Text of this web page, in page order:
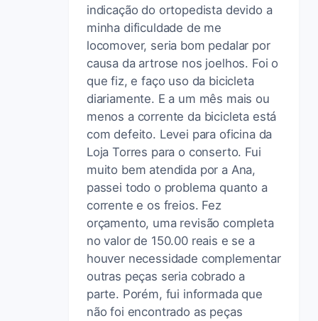
indicação do ortopedista devido a
minha dificuldade de me
locomover, seria bom pedalar por
causa da artrose nos joelhos. Foi o
que fiz, e faço uso da bicicleta
diariamente. E a um mês mais ou
menos a corrente da bicicleta está
com defeito. Levei para oficina da
Loja Torres para o conserto. Fui
muito bem atendida por a Ana,
passei todo o problema quanto a
corrente e os freios. Fez
orçamento, uma revisão completa
no valor de 150.00 reais e se a
houver necessidade complementar
outras peças seria cobrado a
parte. Porém, fui informada que
não foi encontrado as peças